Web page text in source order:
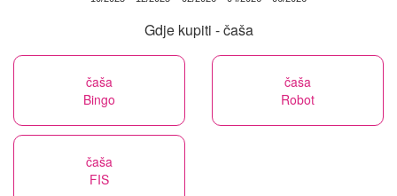
Gdje kupiti - čaša
čaša
Bingo
čaša
Robot
čaša
FIS